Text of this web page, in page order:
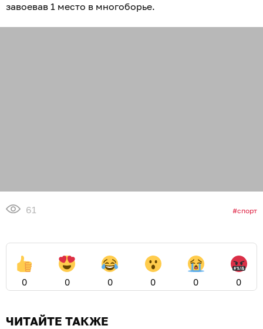
завоевав 1 место в многоборье.
61 спорт
0 0 0 0 0 0
ЧИТАЙТЕ ТАКЖЕ